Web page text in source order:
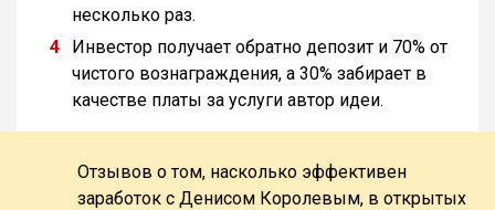
несколько раз.
Инвестор получает обратно депозит и 70% от
чистого вознаграждения, а 30% забирает в
качестве платы за услуги автор идеи.
Отзывов о том, насколько эффективен
заработок с Денисом Королевым, в открытых